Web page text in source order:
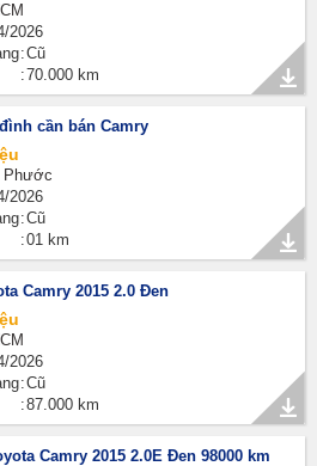
2026
Cũ
70.000 km
cần bán Camry
Phước
2026
Cũ
01 km
Camry 2015 2.0 Đen
2026
Cũ
87.000 km
Camry 2015 2.0E Đen 98000 km